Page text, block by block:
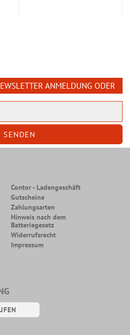
ANMELDUNG ODER
Contor - Ladengeschäft
Gutscheine
Zahlungsarten
Hinweis nach dem
Batteriegesetz
Widerrufsrecht
Impressum